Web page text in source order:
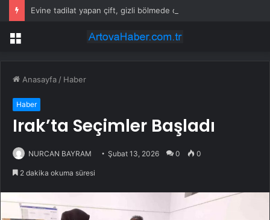
Menü
Anasayfa / Haber
Haber
Irak’ta Seçimler Başladı
NURCAN BAYRAM Şubat 13, 2026 0 0
2 dakika okuma süresi